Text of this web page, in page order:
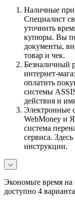
Наличные при
Специалист
уточнить
купюры. Вы
документы,
товар и чек.
Безналичный
интернет-
оплатить
системы
действия и
Электронные
WebMoney и
система
сервиса.
инструкции.
Экономьте время на
доступно 4